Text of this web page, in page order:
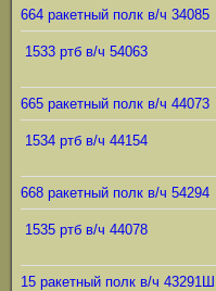
664 ракетный полк в/ч 34085
1533 ртб в/ч 54063
665 ракетный полк в/ч 44073
1534 ртб в/ч 44154
668 ракетный полк в/ч 54294
1535 ртб в/ч 44078
15 ракетный полк в/ч